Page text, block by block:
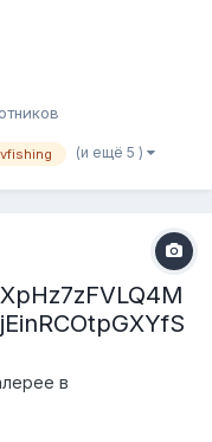
(и ещё 5 )
в